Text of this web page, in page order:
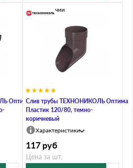
ОптимаСлив трубы ТЕХНОНИКОЛЬ Оптима
Пластик 120/80, темно-
коричневый
В наличии
Характеристики
117 руб
Цена за шт.